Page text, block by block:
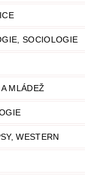
SOCIOLOGIE
MLÁDEŽ
WESTERN